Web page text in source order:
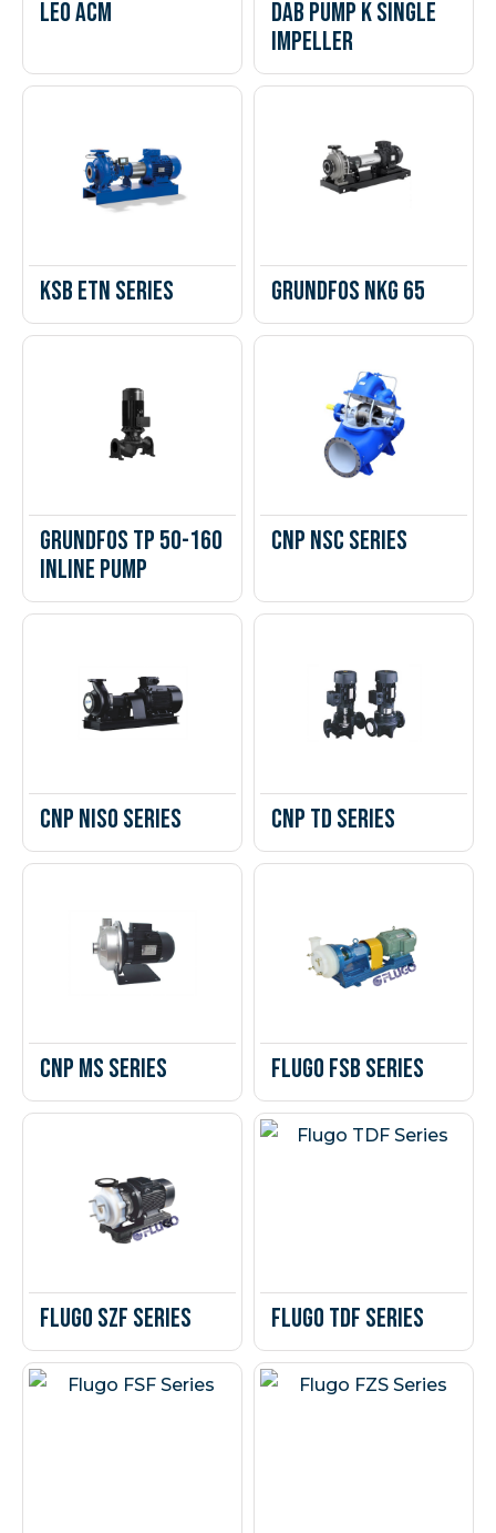
Leo ACM
DAB PUMP K SINGLE
IMPELLER
KSB ETN Series Grundfos NKG 65
Grundfos TP 50-160
Inline Pump
CNP NSC Series
CNP NISO Series CNP TD Series
CNP MS Series Flugo FSB Series
Flugo SZF Series Flugo TDF Series